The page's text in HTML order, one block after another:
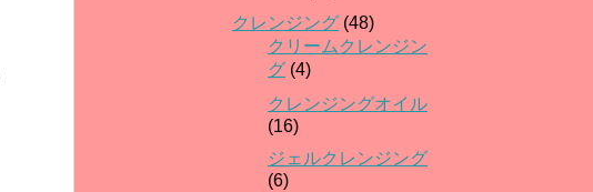
クレンジング (48)
クリームクレンジン
グ (4)
クレンジングオイル
(16)
ジェルクレンジング
(6)